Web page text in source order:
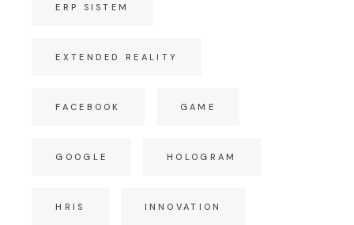
ERP SISTEM
EXTENDED REALITY
FACEBOOK GAME
GOOGLE HOLOGRAM
HRIS INNOVATION